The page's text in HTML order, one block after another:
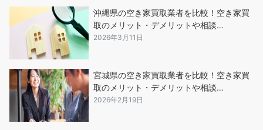
沖縄県の空き家買取業者を比較！空き家買
取のメリット・デメリットや相談…
2026年3月11日
宮城県の空き家買取業者を比較！空き家買
取のメリット・デメリットや相談…
2026年2月19日